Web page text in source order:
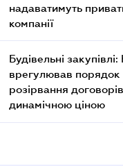
надаватимуть
компанії
Будівельні
врегулював порядок
розірвання
динамічною ціною